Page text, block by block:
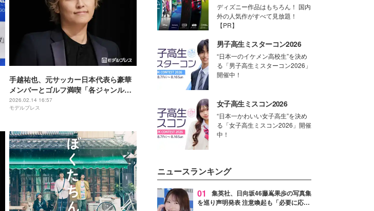
手越祐也、元サッカー日本代表ら豪華
メンバーとゴルフ満喫「各ジャンルの
スターが集結」「すごい人ばっか」の
声
2026.02.14 16:57
モデルプレス
ディズニー作品はもちろん！ 国内
外の人気作がすべて見放題！
【PR】
男子高生ミスターコン2026
“日本一のイケメン高校生”を決め
る「男子高生ミスターコン2026」
開催中！
女子高生ミスコン2026
“日本一かわいい女子高生”を決め
る「女子高生ミスコン2026」開催
中！
ニュースランキング
01
集英社、日向坂46藤嶌果歩の写真集
を巡り声明発表 注意喚起も「必要に応じ